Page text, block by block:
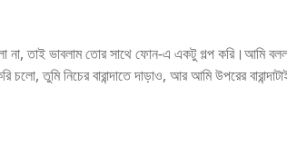
তাই ভাবলাম তোর সাথে ফোন-এ একটু গল্প করি।আমি
তুমি নিচের বারান্দাতে দাড়াও, আর আমি উপরের